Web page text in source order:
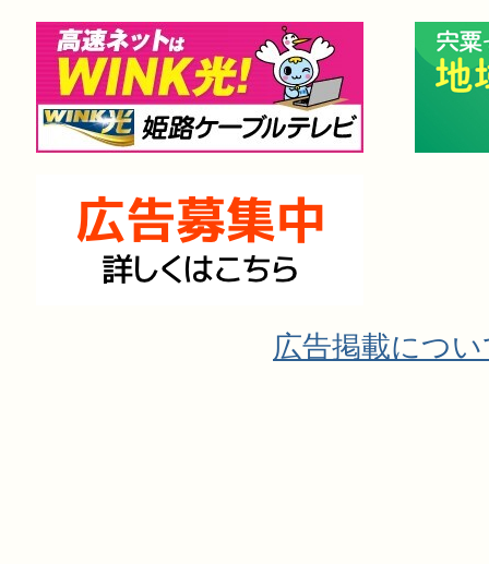
広告掲載につ